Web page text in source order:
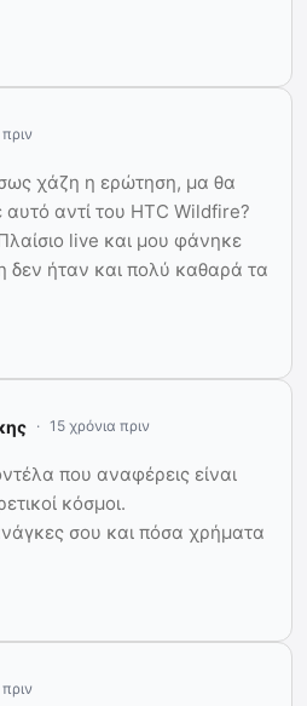
χάζη η ερώτηση, μα θα
αυτό αντί του HTC Wildfire?
live και μου φάνηκε
δεν ήταν και πολύ καθαρά τα
15 χρόνια πριν
που αναφέρεις είναι
κόσμοι.
σου και πόσα χρήματα